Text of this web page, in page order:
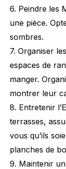
6. Peindre les
une pièce.
sombres.
7. Organiser les
espaces de
manger.
montrer leur
8. Entretenir
terrasses,
vous qu’ils
planches de
9. Maintenir un